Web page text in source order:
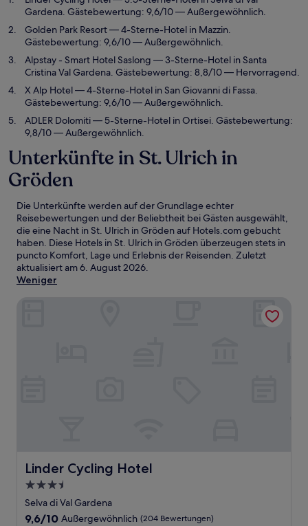
Gardena. Gästebewertung: 9,6/10 — Außergewöhnlich.
Golden Park Resort— 4-Sterne-Hotel in Mazzin.
Gästebewertung: 9,6/10 — Außergewöhnlich.
Alpstay - Smart Hotel Saslong — 3-Sterne-Hotel in Santa
Cristina Val Gardena. Gästebewertung: 8,8/10 — Hervorragend.
X Alp Hotel— 4-Sterne-Hotel in San Giovanni di Fassa.
Gästebewertung: 9,6/10 — Außergewöhnlich.
ADLER Dolomiti— 5-Sterne-Hotel in Ortisei. Gästebewertung:
9,8/10 — Außergewöhnlich.
Unterkünfte in St. Ulrich in
Gröden
Die Unterkünfte werden auf der Grundlage echter
Reisebewertungen und der Beliebtheit bei Gästen ausgewählt,
die eine Nacht in St. Ulrich in Gröden auf Hotels.com gebucht
haben. Diese Hotels in St. Ulrich in Gröden überzeugen stets in
puncto Komfort, Lage und Erlebnis der Reisenden. Zuletzt
aktualisiert am6. August 2026.
Weniger
Linder Cycling Hotel
Linder Cycling Hotel
3.5-
Sterne-
Unterkunft
Selva di Val Gardena
9.6
9,6/10 Außergewöhnlich (204 Bewertungen)